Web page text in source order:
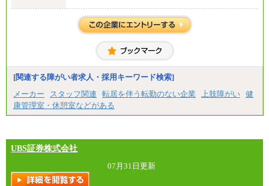
【総合職】
・大学卒：月給253,500円
・修士卒：月給261,500円
※2025年度実績
※試用期間3か月中も給与に変更はございません
中途：
全職種共通
最低月給200,000円以上
※試用期間中も給与に変更はございません
[関連する障がい者求人・採用キーワード検索]
メーカー
スタッフ関連 転居を伴う転勤のない企業 上肢障がい 健
康管理室・休憩室などがある
UBS証券株式会社
07月31日更新